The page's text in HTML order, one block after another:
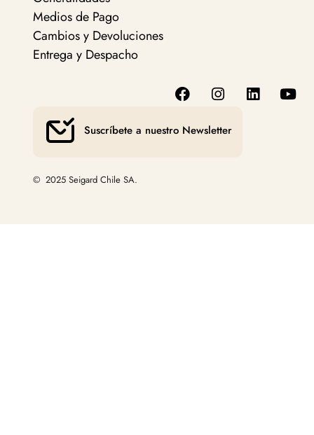
Medios de Pago
Cambios y Devoluciones
Entrega y Despacho
Suscríbete a nuestro Newsletter
© 2025 Seigard Chile SA.